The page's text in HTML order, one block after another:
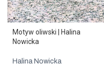
Motyw oliwski | Halina
Nowicka
Halina Nowicka